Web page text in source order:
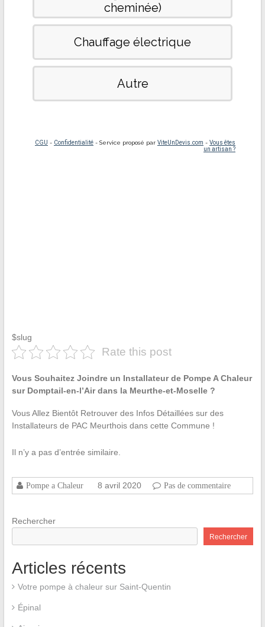
$slug
Rate this post
Vous Souhaitez Joindre un Installateur de Pompe A Chaleur
sur Domptail-en-l’Air dans la Meurthe-et-Moselle ?
Vous Allez Bientôt Retrouver des Infos Détaillées sur des
Installateurs de PAC Meurthois dans cette Commune !
Il n’y a pas d’entrée similaire.
Pompe a Chaleur 8 avril 2020 Pas de commentaire
Rechercher
Rechercher
Articles récents
Votre pompe à chaleur sur Saint-Quentin
Épinal